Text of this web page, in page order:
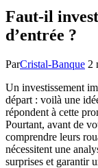
Faut-il
d’entrée ?
ParCristal-Banque 2
Un investissement
départ : voilà une
répondent à cette
Pourtant, avant de
comprendre leurs
nécessitent une
surprises et garantir